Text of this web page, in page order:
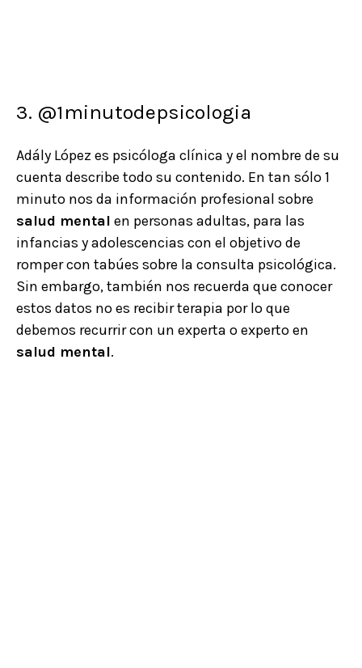
3. @1minutodepsicologia
Adály López es psicóloga clínica y el nombre de su
cuenta describe todo su contenido. En tan sólo 1
minuto nos da información profesional sobre
salud mental en personas adultas, para las
infancias y adolescencias con el objetivo de
romper con tabúes sobre la consulta psicológica.
Sin embargo, también nos recuerda que conocer
estos datos no es recibir terapia por lo que
debemos recurrir con un experta o experto en
salud mental.